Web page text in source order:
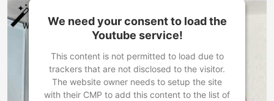
We need your consent to load the
Youtube service!
This content is not permitted to load due to
trackers that are not disclosed to the visitor.
The website owner needs to setup the site
with their CMP to add this content to the list of